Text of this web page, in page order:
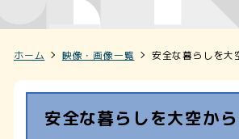
ホーム 映像・画像一覧 安全な暮らしを大
安全な暮らしを大空か